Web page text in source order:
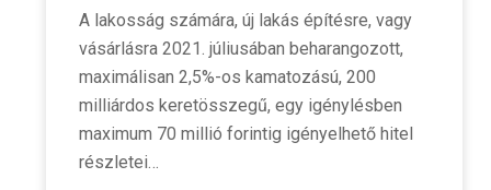
A lakosság számára, új lakás építésre, vagy
vásárlásra 2021. júliusában beharangozott,
maximálisan 2,5%-os kamatozású, 200
milliárdos keretösszegű, egy igénylésben
maximum 70 millió forintig igényelhető hitel
részletei…